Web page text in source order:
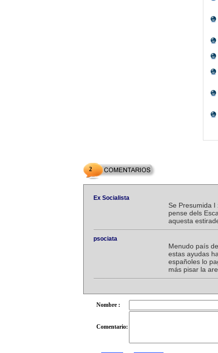
2
Ex Socialista
Se Presumida
pense dels
aquesta
psociata
Menudo país
estas ayudas
españoles lo
más pisar la
Nombre :
Comentario: